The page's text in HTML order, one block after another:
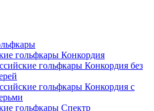
гольфкары Конкордия
гольфкары Конкордия без
гольфкары Конкордия с
гольфкары Спектр